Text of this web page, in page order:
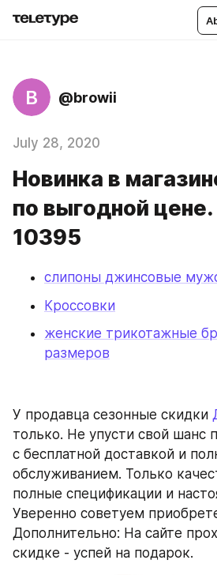
B @browii
July 28, 2020
Новинка в
по выгодной
10395
слипоны джинсовые
Кроссовки
женские трикотажные
размеров
У продавца сезонные скидки
только. Не упусти свой шанс
с бесплатной доставкой и
обслуживанием. Только
полные спецификации и
Уверенно советуем
Дополнительно: На сайте
скидке - успей на подарок.